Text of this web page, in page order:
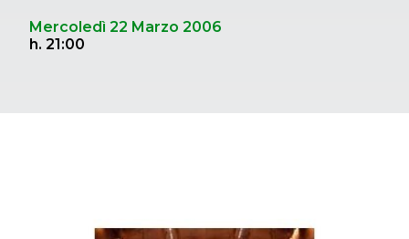
Mercoledì 22 Marzo 2006
h. 21:00